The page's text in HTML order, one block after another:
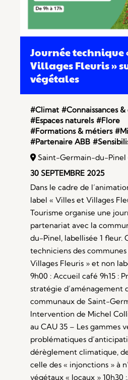
Journée technique
Villages Fleuris »
végétales
#Climat #Connaissances
#Espaces naturels #Flore
#Formations & métiers
#Partenaire ABB
Saint-Germain-du-Pinel
30 SEPTEMBRE 2025
Dans le cadre de
label « Villes et Villages
Tourisme organise une
partenariat avec la
du-Pinel, labellisée 1 fleur.
techniciens des
Villages Fleuris » et non
9h00 : Accueil café 9h15 :
stratégie d’aménagement
communaux de Saint-
Intervention de Michel
au CAU 35 – Les gammes
problématiques
dérèglement climatique,
celle des « injonctions » à
végétaux « locaux » 10h30